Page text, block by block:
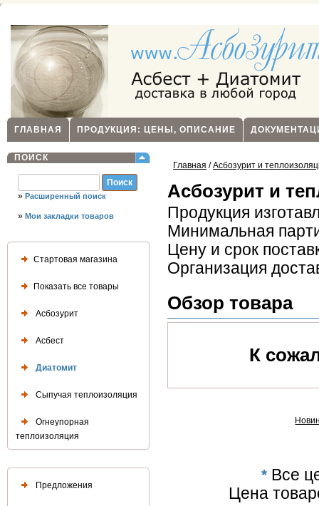
ГЛАВНАЯ ПРОДУКЦИЯ: ЦЕНЫ, ОПИСАНИЕ
ПОИСК
» Расширенный поиск
» Мои закладки товаров
Стартовая магазина
Показать все товары
Асбозурит
Асбест
Диатомит
Сыпучая теплоизоляция
Огнеупорная
теплоизоляция
Предложения
Главная /Асбозурит и
Асбозурит и
Продукция
Минимальная
Цену и срок
Организация
Обзор товара
К
* Все
Цена